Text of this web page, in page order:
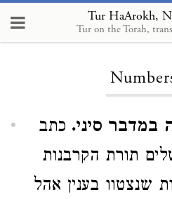
Tur HaArokh,
Tur on the Torah,
במדבר סיני. כתב
תורת הקרבנות
שנצטוו בענין אהל